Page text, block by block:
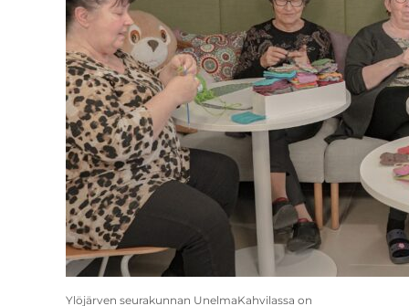
Ylöjärven seurakunnan UnelmaKahvilassa on